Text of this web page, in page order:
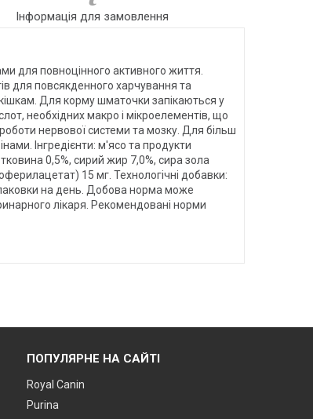
Інформація для замовлення
для повноцінного активного життя.
для повсякденного харчування та
Для корму шматочки запікаються у
необхідних макро і мікроелементів, що
нервової системи та мозку. Для більш
Інгредієнти: м'ясо та продукти
0,5%, сирий жир 7,0%, сира зола
15 мг. Технологічні добавки:
на день. Добова норма може
лікаря. Рекомендовані норми
ПОПУЛЯРНЕ НА САЙТІ
Royal Canin
Purina